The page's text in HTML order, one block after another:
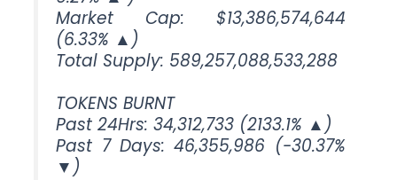
Market Cap: $13,386,574,644
(6.33% ▲)
Total Supply: 589,257,088,533,288
TOKENS BURNT
Past 24Hrs: 34,312,733 (2133.1% ▲)
Past 7 Days: 46,355,986 (-30.37%
▼)